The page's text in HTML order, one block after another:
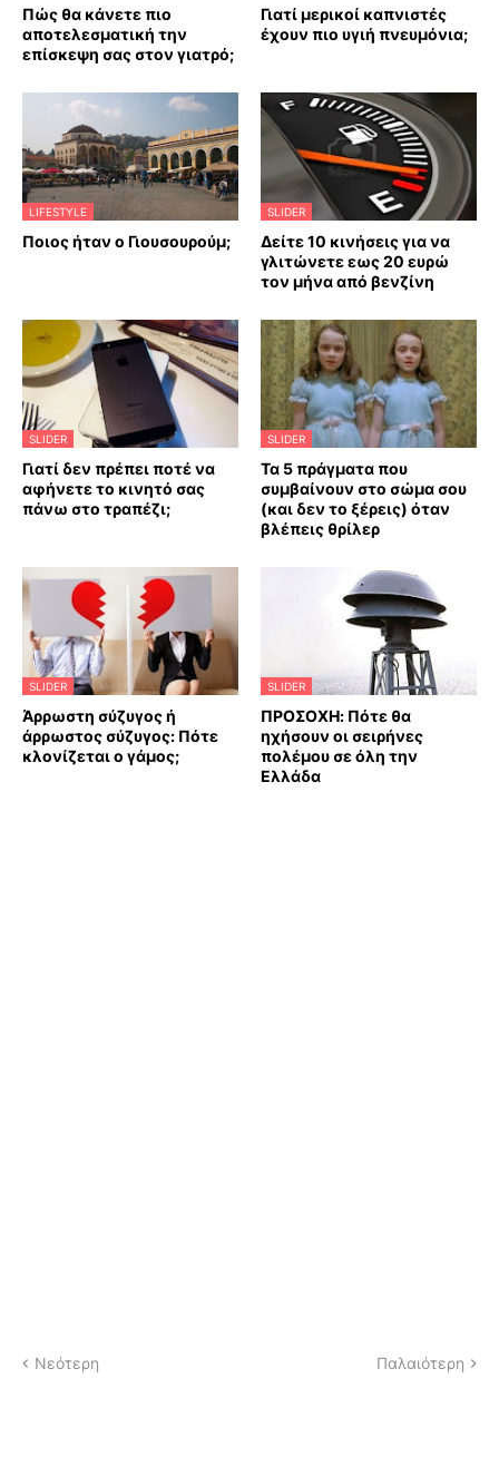
Πώς θα κάνετε πιο
αποτελεσματική την
επίσκεψη σας στον γιατρό;
Γιατί μερικοί καπνιστές
έχουν πιο υγιή πνευμόνια;
LIFESTYLE
Ποιος ήταν ο Γιουσουρούμ;
SLIDER
Δείτε 10 κινήσεις για να
γλιτώνετε εως 20 ευρώ
τον μήνα από βενζίνη
SLIDER
Γιατί δεν πρέπει ποτέ να
αφήνετε το κινητό σας
πάνω στο τραπέζι;
SLIDER
Τα 5 πράγματα που
συμβαίνουν στο σώμα σου
(και δεν το ξέρεις) όταν
βλέπεις θρίλερ
SLIDER
Άρρωστη σύζυγος ή
άρρωστος σύζυγος: Πότε
κλονίζεται ο γάμος;
SLIDER
ΠΡΟΣΟΧΗ: Πότε θα
ηχήσουν οι σειρήνες
πολέμου σε όλη την
Ελλάδα
Νεότερη Παλαιότερη